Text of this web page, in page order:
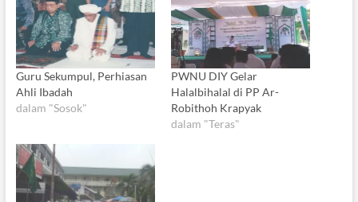
Guru Sekumpul, Perhiasan
Ahli Ibadah
dalam "Sosok"
PWNU DIY Gelar
Halalbihalal di PP Ar-
Robithoh Krapyak
dalam "Teras"